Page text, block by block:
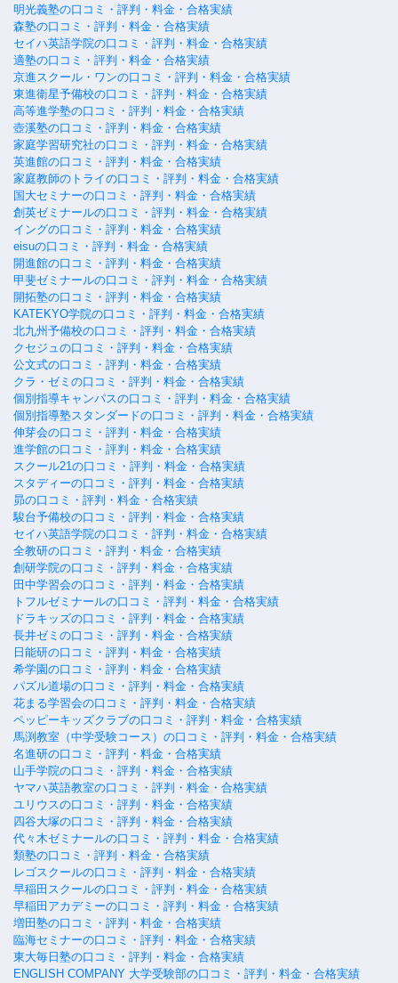
明光義塾の口コミ・評判・料金・合格実績
森塾の口コミ・評判・料金・合格実績
セイハ英語学院の口コミ・評判・料金・合格実績
適塾の口コミ・評判・料金・合格実績
京進スクール・ワンの口コミ・評判・料金・合格実績
東進衛星予備校の口コミ・評判・料金・合格実績
高等進学塾の口コミ・評判・料金・合格実績
壺溪塾の口コミ・評判・料金・合格実績
家庭学習研究社の口コミ・評判・料金・合格実績
英進館の口コミ・評判・料金・合格実績
家庭教師のトライの口コミ・評判・料金・合格実績
国大セミナーの口コミ・評判・料金・合格実績
創英ゼミナールの口コミ・評判・料金・合格実績
イングの口コミ・評判・料金・合格実績
eisuの口コミ・評判・料金・合格実績
開進館の口コミ・評判・料金・合格実績
甲斐ゼミナールの口コミ・評判・料金・合格実績
開拓塾の口コミ・評判・料金・合格実績
KATEKYO学院の口コミ・評判・料金・合格実績
北九州予備校の口コミ・評判・料金・合格実績
クセジュの口コミ・評判・料金・合格実績
公文式の口コミ・評判・料金・合格実績
クラ・ゼミの口コミ・評判・料金・合格実績
個別指導キャンパスの口コミ・評判・料金・合格実績
個別指導塾スタンダードの口コミ・評判・料金・合格実績
伸芽会の口コミ・評判・料金・合格実績
進学館の口コミ・評判・料金・合格実績
スクール21の口コミ・評判・料金・合格実績
スタディーの口コミ・評判・料金・合格実績
昴の口コミ・評判・料金・合格実績
駿台予備校の口コミ・評判・料金・合格実績
セイハ英語学院の口コミ・評判・料金・合格実績
全教研の口コミ・評判・料金・合格実績
創研学院の口コミ・評判・料金・合格実績
田中学習会の口コミ・評判・料金・合格実績
トフルゼミナールの口コミ・評判・料金・合格実績
ドラキッズの口コミ・評判・料金・合格実績
長井ゼミの口コミ・評判・料金・合格実績
日能研の口コミ・評判・料金・合格実績
希学園の口コミ・評判・料金・合格実績
パズル道場の口コミ・評判・料金・合格実績
花まる学習会の口コミ・評判・料金・合格実績
ペッピーキッズクラブの口コミ・評判・料金・合格実績
馬渕教室（中学受験コース）の口コミ・評判・料金・合格実績
名進研の口コミ・評判・料金・合格実績
山手学院の口コミ・評判・料金・合格実績
ヤマハ英語教室の口コミ・評判・料金・合格実績
ユリウスの口コミ・評判・料金・合格実績
四谷大塚の口コミ・評判・料金・合格実績
代々木ゼミナールの口コミ・評判・料金・合格実績
類塾の口コミ・評判・料金・合格実績
レゴスクールの口コミ・評判・料金・合格実績
早稲田スクールの口コミ・評判・料金・合格実績
早稲田アカデミーの口コミ・評判・料金・合格実績
増田塾の口コミ・評判・料金・合格実績
臨海セミナーの口コミ・評判・料金・合格実績
東大毎日塾の口コミ・評判・料金・合格実績
ENGLISH COMPANY 大学受験部の口コミ・評判・料金・合格実績